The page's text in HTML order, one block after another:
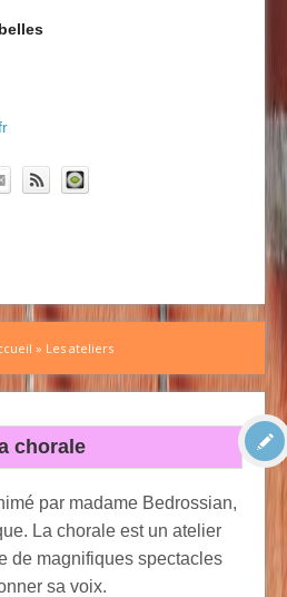
» Les ateliers
chorale
par madame Bedrossian,
La chorale est un atelier
de magnifiques spectacles
sa voix.